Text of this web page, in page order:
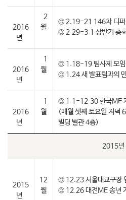
2016
년
2
월
◎ 2.19-21 146차 디퍼
◎ 2.29-3.1 상반기 총
2016
년
1
월
◎ 1.18-19 팀사제 모임
◎ 1.24 새 발표팀과의
2016
년
1
월
◎ 1.1-12.30 한국ME
(매월 셋째 토요일 저녁
빌딩 별관 4층)
2015년
2015
년
12
월
◎ 12.23 서울대교구장
◎ 12.26 대전ME 송년